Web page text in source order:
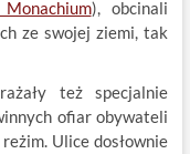
), obcinali
ze swojej ziemi, tak
też specjalnie
ofiar obywateli
Ulice dosłownie